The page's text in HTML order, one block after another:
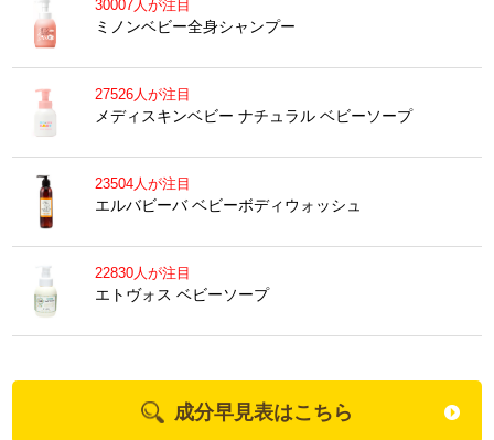
30007人が注目
ミノンベビー全身シャンプー
27526人が注目
メディスキンベビー ナチュラル ベビーソープ
23504人が注目
エルバビーバ ベビーボディウォッシュ
22830人が注目
エトヴォス ベビーソープ
成分早見表はこちら